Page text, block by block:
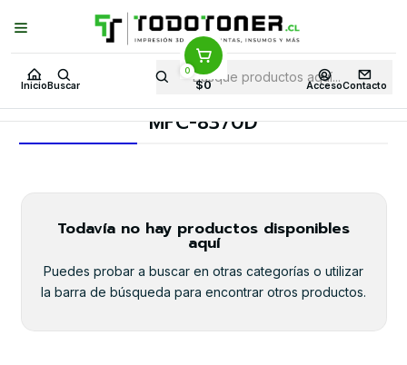
Inicio Buscar
0
$0 AccesoContacto
Puedes Elegir: Comprar enTienda· Despachoa Todo Chile · Retiro en
Tienda en24 Horas
Inicio Toner y tambor Toner Alternativo BROTHER
Equipos BROTHER
MFC-8370D
Todavía no hay productos disponibles
aquí
Puedes probar a buscar en otras categorías o utilizar
la barra de búsqueda para encontrar otros productos.